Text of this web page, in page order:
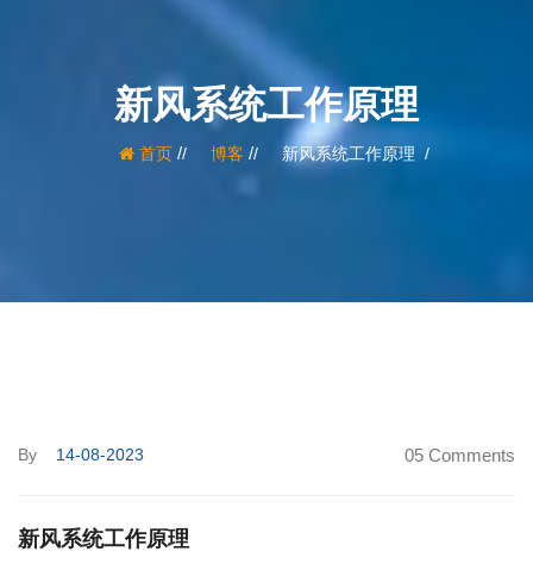
新风系统工作原理
首页/ 博客 / 新风系统工作原理
By 14-08-2023 05 Comments
新风系统工作原理